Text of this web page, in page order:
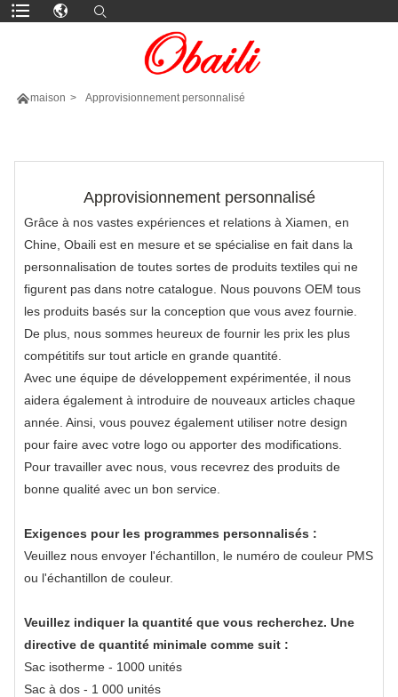
maison > Approvisionnement personnalisé
Approvisionnement personnalisé
Grâce à nos vastes expériences et relations à Xiamen, en
Chine, Obaili est en mesure et se spécialise en fait dans la
personnalisation de toutes sortes de produits textiles qui ne
figurent pas dans notre catalogue. Nous pouvons OEM tous
les produits basés sur la conception que vous avez fournie.
De plus, nous sommes heureux de fournir les prix les plus
compétitifs sur tout article en grande quantité.
Avec une équipe de développement expérimentée, il nous
aidera également à introduire de nouveaux articles chaque
année. Ainsi, vous pouvez également utiliser notre design
pour faire avec votre logo ou apporter des modifications.
Pour travailler avec nous, vous recevrez des produits de
bonne qualité avec un bon service.
Exigences pour les programmes personnalisés :
Veuillez nous envoyer l'échantillon, le numéro de couleur PMS
ou l'échantillon de couleur.
Veuillez indiquer la quantité que vous recherchez. Une
directive de quantité minimale comme suit :
Sac isotherme - 1000 unités
Sac à dos - 1 000 unités